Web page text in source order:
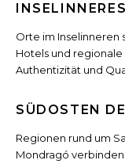
INSELINNERES
Orte im Inselinneren
Hotels und
Authentizität und
SÜDOSTEN
Regionen rund um
Mondragó